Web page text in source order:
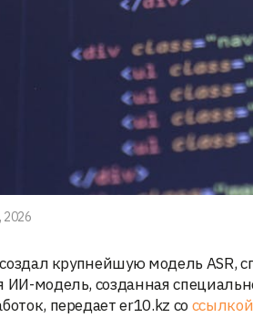
2026
крупнейшую модель ASR,
ИИ-модель, созданная
передает er10.kz соссылкой